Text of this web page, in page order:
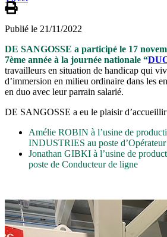
Publié le 21/11/2022
DE SANGOSSE a participé le 17
7ème année à la journée nationale “
travailleurs en situation de handicap qui
d’immersion en milieu ordinaire dans les
en duo avec leur parrain salarié.
DE SANGOSSE a eu le plaisir d’accueillir
Amélie ROBIN à l’usine de
INDUSTRIES au poste
Jonathan GIBKI à l’usine de
poste de Conducteur de ligne